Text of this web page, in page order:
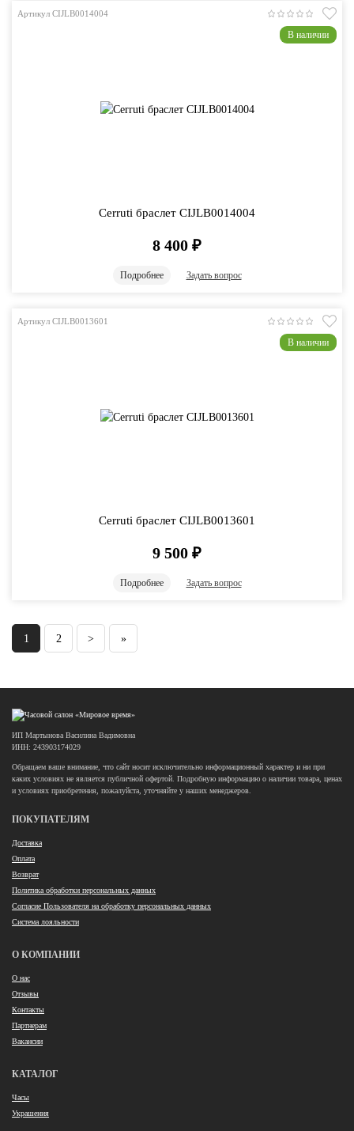
Артикул CIJLB0014004
В наличии
Cerruti браслет CIJLB0014004
8 400 ₽
Подробнее Задать вопрос
Артикул CIJLB0013601
В наличии
Cerruti браслет CIJLB0013601
9 500 ₽
Подробнее Задать вопрос
1 2 > »
ИП Мартынова Василина Вадимовна
ИНН: 243903174029
Обращаем ваше внимание, что сайт носит исключительно информационный характер и ни при
каких условиях не является публичной офертой. Подробную информацию о наличии товара, ценах
и условиях приобретения, пожалуйста, уточняйте у наших менеджеров.
ПОКУПАТЕЛЯМ
Доставка
Оплата
Возврат
Политика обработки персональных данных
Согласие Пользователя на обработку персональных данных
Система лояльности
О КОМПАНИИ
О нас
Отзывы
Контакты
Партнерам
Вакансии
КАТАЛОГ
Часы
Украшения